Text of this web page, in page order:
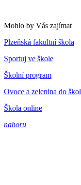
Mohlo by Vás zajímat
Plzeňská fakultní škola
Sportuj ve škole
Školní program
Ovoce a zelenina do škol
Škola online
nahoru